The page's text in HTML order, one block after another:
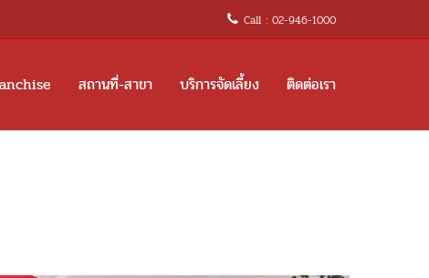
Call : 02-946-1000
สถานที่-สาขา บริการจัดเลี้ยง ติดต่อเรา